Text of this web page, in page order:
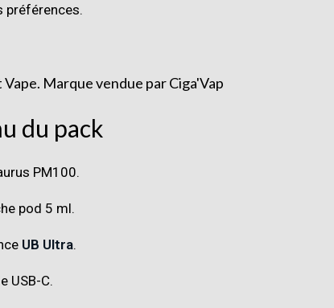
préférences.
du pack
PM100.
pod 5 ml.
UB Ultra.
USB-C.